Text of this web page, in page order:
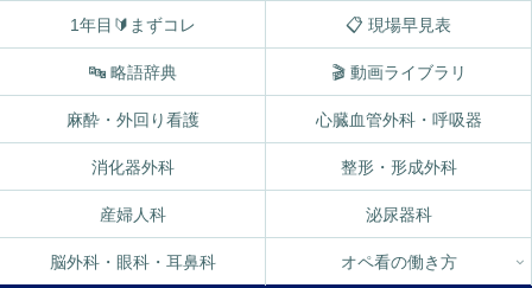
1年目🔰まずコレ 📋 現場早見表
🔤 略語辞典 🎬 動画ライブラリ
麻酔・外回り看護 心臓血管外科・呼吸器
消化器外科 整形・形成外科
産婦人科 泌尿器科
脳外科・眼科・耳鼻科 オペ看の働き方